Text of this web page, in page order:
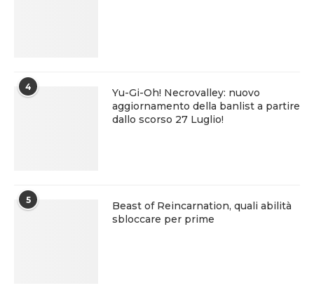
4
Yu-Gi-Oh! Necrovalley: nuovo
aggiornamento della banlist a partire
dallo scorso 27 Luglio!
5
Beast of Reincarnation, quali abilità
sbloccare per prime